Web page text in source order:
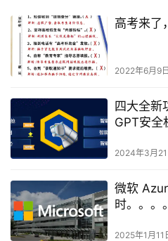
高考来了
2022年6月9日
四大全新
GPT安全
2024年3月21
微软
时。。。。
2025年1月11